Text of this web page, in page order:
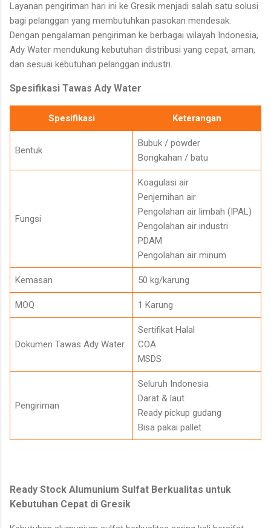
Layanan pengiriman hari ini ke Gresik menjadi salah satu solusi
bagi pelanggan yang membutuhkan pasokan mendesak.
Dengan pengalaman pengiriman ke berbagai wilayah Indonesia,
Ady Water mendukung kebutuhan distribusi yang cepat, aman,
dan sesuai kebutuhan pelanggan industri.
Spesifikasi Tawas Ady Water
Spesifikasi Keterangan
Bentuk
Bubuk / powder
Bongkahan / batu
Fungsi
Koagulasi air
Penjernihan air
Pengolahan air limbah (IPAL)
Pengolahan air industri
PDAM
Pengolahan air minum
Kemasan 50 kg/karung
MOQ 1 Karung
Dokumen Tawas Ady Water
Sertifikat Halal
COA
MSDS
Pengiriman
Seluruh Indonesia
Darat & laut
Ready pickup gudang
Bisa pakai pallet
Ready Stock Alumunium Sulfat Berkualitas untuk
Kebutuhan Cepat di Gresik